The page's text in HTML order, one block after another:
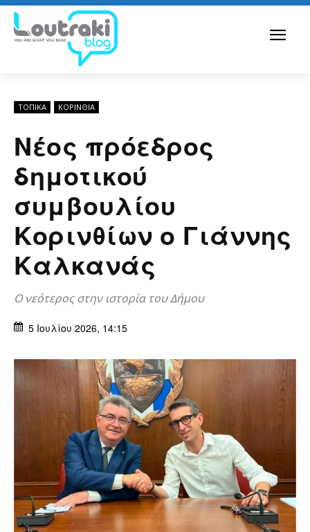
ΤΟΠΙΚΑ ΚΟΡΙΝΘΊΑ
Νέος πρόεδρος
δημοτικού
συμβουλίου
Κορινθίων ο Γιάννης
Καλκανάς
Ο νεότερος στην ιστορία του Δήμου
5 Ιουλίου 2026, 14:15